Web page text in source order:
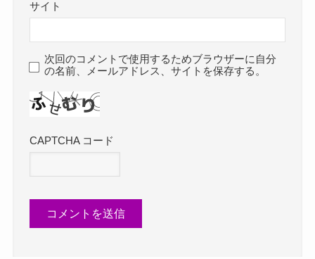
サイト
次回のコメントで使用するためブラウザーに自分
の名前、メールアドレス、サイトを保存する。
CAPTCHA コード